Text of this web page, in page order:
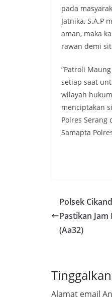
pada
Jatnika, S.A.P
aman, maka
rawan demi
“Patroli
setiap saat
wilayah
menciptakan
Polres Serang
Samapta
Polsek
Pastikan
(Aa32)
Alamat email